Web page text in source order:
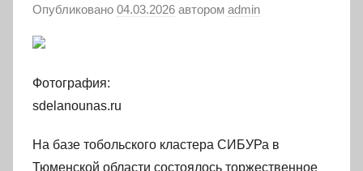
Опубликовано 04.03.2026 автором admin
Фотография:
sdelanounas.ru
На базе тобольского кластера СИБУРа в
Тюменской области состоялось торжественное